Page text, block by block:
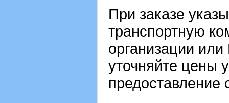
При заказе
транспортную
организации
уточняйте цены
предоставление